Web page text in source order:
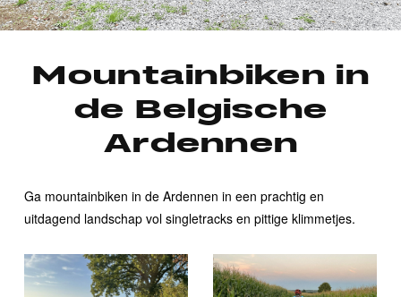
Mountainbiken in
de Belgische
Ardennen
Ga mountainbiken in de Ardennen in een prachtig en
uitdagend landschap vol singletracks en pittige klimmetjes.